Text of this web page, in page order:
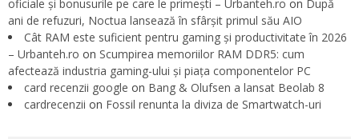
oficiale și bonusurile pe care le primești – Urbanteh.ro on După
ani de refuzuri, Noctua lansează în sfârșit primul său AIO
Cât RAM este suficient pentru gaming și productivitate în 2026
– Urbanteh.ro on Scumpirea memoriilor RAM DDR5: cum
afectează industria gaming-ului și piața componentelor PC
card recenzii google on Bang & Olufsen a lansat Beolab 8
cardrecenzii on Fossil renunta la diviza de Smartwatch-uri